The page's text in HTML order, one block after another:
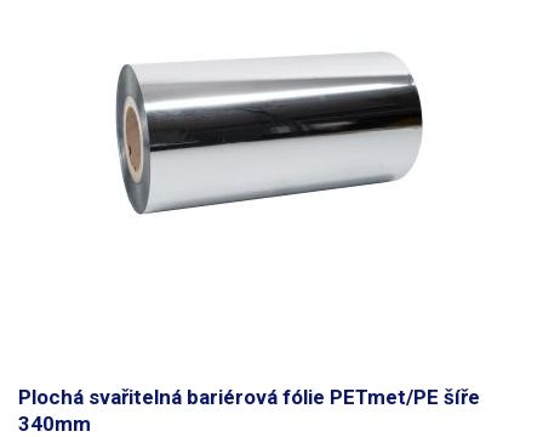
Plochá svařitelná bariérová fólie PETmet/PE šíře
340mm